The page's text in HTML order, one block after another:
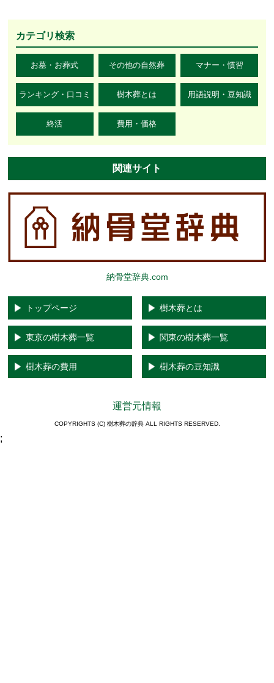
カテゴリ検索
お墓・お葬式 その他の自然葬 マナー・慣習
ランキング・口コミ 樹木葬とは 用語説明・豆知識
終活 費用・価格
関連サイト
納骨堂辞典.com
トップページ 樹木葬とは
東京の樹木葬一覧 関東の樹木葬一覧
樹木葬の費用 樹木葬の豆知識
運営元情報
COPYRIGHTS (C) 樹木葬の辞典 ALL RIGHTS RESERVED.
;